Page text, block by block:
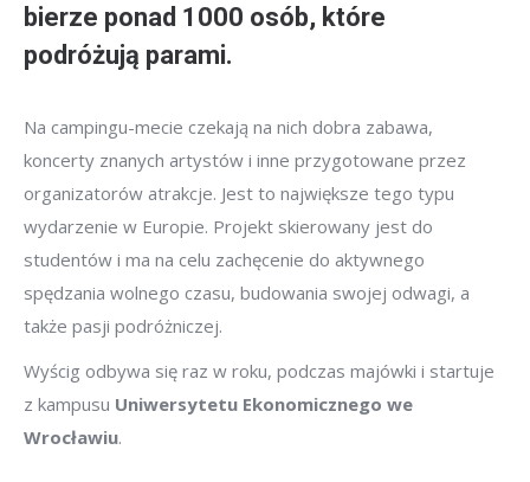
bierze ponad 1000 osób, które
podróżują parami.
Na campingu-mecie czekają na nich dobra zabawa,
koncerty znanych artystów i inne przygotowane przez
organizatorów atrakcje. Jest to największe tego typu
wydarzenie w Europie. Projekt skierowany jest do
studentów i ma na celu zachęcenie do aktywnego
spędzania wolnego czasu, budowania swojej odwagi, a
także pasji podróżniczej.
Wyścig odbywa się raz w roku, podczas majówki i startuje
z kampusu Uniwersytetu Ekonomicznego we
Wrocławiu.